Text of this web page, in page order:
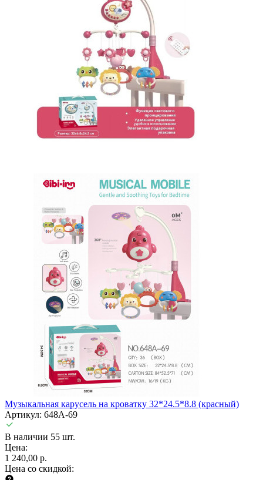
Музыкальная карусель на кроватку 32*24.5*8.8 (красный)
Артикул: 648A-69
В наличии 55 шт.
Цена:
1 240,00 р.
Цена со скидкой: